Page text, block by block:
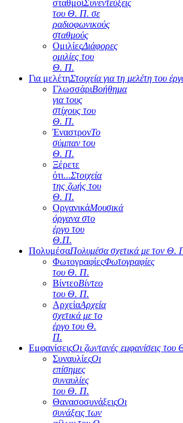
σταθμοίΣυνεντεύξεις
του Θ. Π. σε
ραδιοφωνικούς
σταθμούς
ΟμιλίεςΔιάφορες
ομιλίες του
Θ. Π.
Για μελέτηΣτοιχεία για τη μελέτη του
ΓλωσσάριΒοήθημα
για τους
στίχους του
Θ. Π.
ΈναστρονΤο
σύμπαν του
Θ. Π.
Ξέρετε
ότι...Στοιχεία
της ζωής του
Θ. Π.
ΟργανικάΜουσικά
όργανα στο
έργο του
Θ.Π.
ΠολυμέσαΠολυμέσα σχετικά με τον Θ.
ΦωτογραφίεςΦωτογραφίες
του Θ. Π.
ΒίντεοΒίντεο
του Θ. Π.
ΑρχείαΑρχεία
σχετικά με το
έργο του Θ.
Π.
ΕμφανίσειςΟι ζωντανές εμφανίσεις
ΣυναυλίεςΟι
επίσημες
συναυλίες
του Θ. Π.
ΘανασοσυνάξειςΟι
συνάξεις των